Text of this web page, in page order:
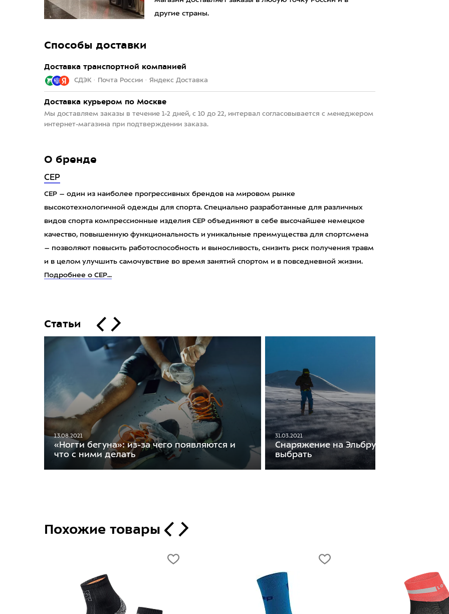
другие страны.
Способы доставки
Доставка транспортной компанией
СДЭК · Почта России · Яндекс Доставка
Доставка курьером по Москве
Мы доставляем заказы в течение 1-2 дней, с 10 до 22, интервал согласовывается с менеджером
интернет-магазина при подтверждении заказа.
О бренде
CEP
CEP – один из наиболее прогрессивных брендов на мировом рынке
высокотехнологичной одежды для спорта. Специально разработанные для различных
видов спорта компрессионные изделия CEP объединяют в себе высочайшее немецкое
качество, повышенную функциональность и уникальные преимущества для спортсмена
– позволяют повысить работоспособность и выносливость, снизить риск получения травм
и в целом улучшить самочувствие во время занятий спортом и в повседневной жизни.
Подробнее о CEP...
Статьи
13.08.2021
«Ногти бегуна»: из-за чего появляются и
что с ними делать
31.03.2021
Снаряжение на Эльбрус. Что взять и
выбрать
Похожие товары